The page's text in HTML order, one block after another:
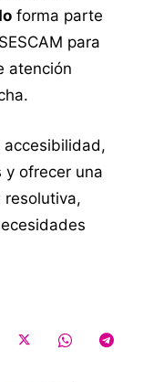
forma parte
para
atención
accesibilidad,
y ofrecer una
resolutiva,